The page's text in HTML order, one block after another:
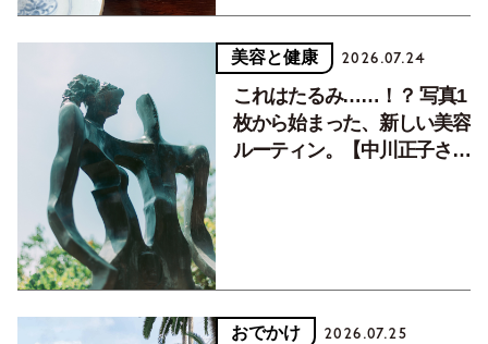
美容と健康 2026.07.24
これはたるみ……！？ 写真1
枚から始まった、新しい美容
ルーティン。【中川正子さん
おでかけ 2026.07.25